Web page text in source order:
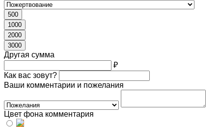
500
1000
2000
3000
Другая сумма
₽
Как вас зовут?
Ваши комментарии и пожелания
Цвет фона комментария